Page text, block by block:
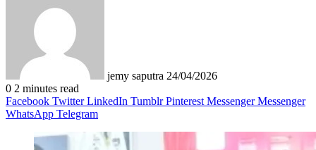
jemy saputra 24/04/2026
0 2 minutes read
Facebook Twitter LinkedIn Tumblr Pinterest Messenger Messenger
WhatsApp Telegram